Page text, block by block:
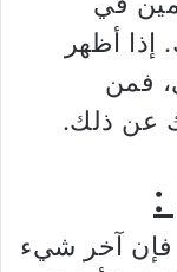
أظهر
فمن
عن ذلك.
:
فإن آخر شيء